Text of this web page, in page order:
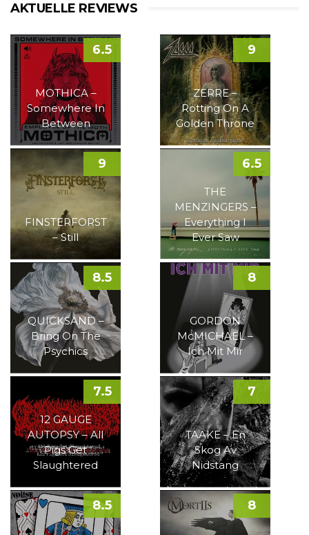
AKTUELLE REVIEWS
MOTHICA –
Somewhere In
Between
6.5
ZERRE –
Rotting On A
Golden Throne
9
FINSTERFORST
– Still
9
THE
MENZINGERS –
Everything I
Ever Saw
6.5
QUICKSAND –
Bring On The
Psychics
8.5
GORDON
McMICHAEL –
Ich Mit Mir
8
12 GAUGE
AUTOPSY – All
Pigs Get
Slaughtered
7.5
TAAKE – En
Skog Av
Nidstang
7
8.5 8